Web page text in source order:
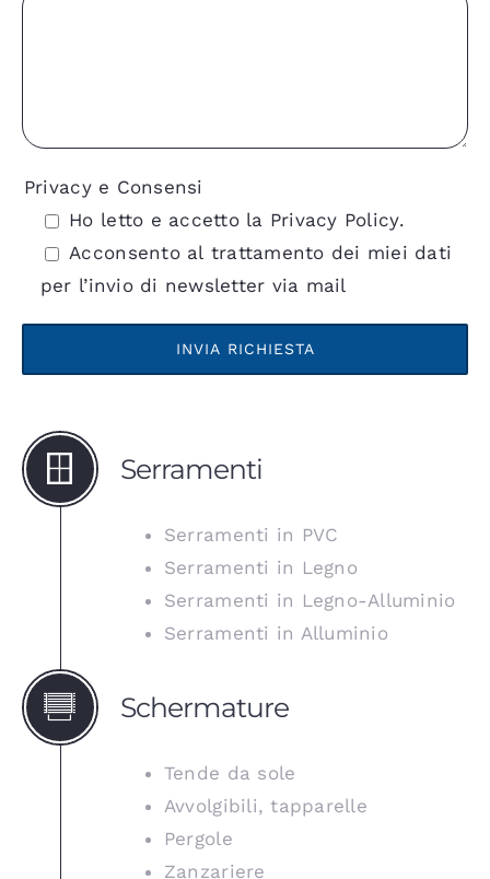
Privacy e Consensi
Ho letto e accetto la Privacy Policy.
Acconsento al trattamento dei miei dati
per l’invio di newsletter via mail
Serramenti
Serramenti in PVC
Serramenti in Legno
Serramenti in Legno-Alluminio
Serramenti in Alluminio
Schermature
Tende da sole
Avvolgibili, tapparelle
Pergole
Zanzariere